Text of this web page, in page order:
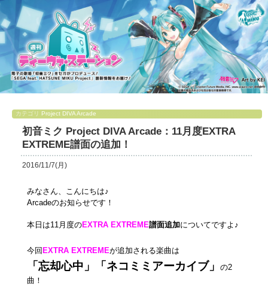
カテゴリ Project DIVA Arcade
初音ミク Project DIVA Arcade：11月度EXTRA
EXTREME譜面の追加！
2016/11/7(月)
みなさん、こんにちは♪
Arcadeのお知らせです！
本日は11月度のEXTRA EXTREME譜面追加についてですよ♪
今回 EXTRA EXTREMEが追加される楽曲は
「忘却心中」「ネコミミアーカイブ」
の2
曲！